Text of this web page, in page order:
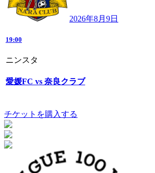
2026年8月9日
19:00
ニンスタ
愛媛FC vs 奈良クラブ
チケットを購入する